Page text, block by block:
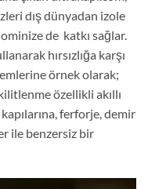
dış dünyadan izole
de katkı sağlar.
hırsızlığa karşı
örnek olarak;
özellikli akıllı
ferforje, demir
ile benzersiz bir